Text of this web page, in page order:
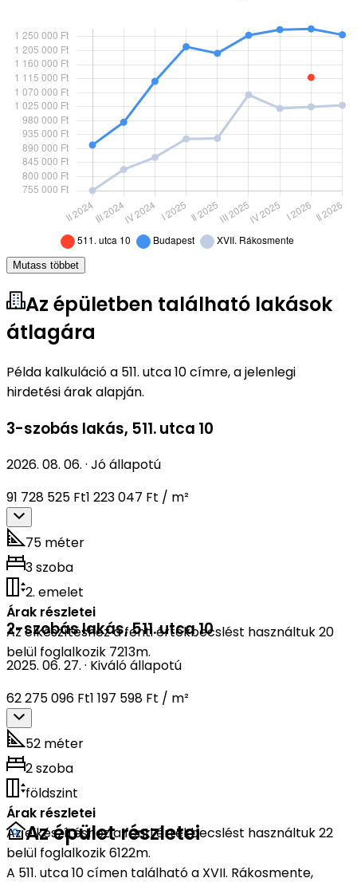
Mutass többet
Az épületben található lakások
átlagára
Példa kalkuláció a 511. utca 10 címre, a jelenlegi
hirdetési árak alapján.
3-szobás lakás, 511. utca 10
2026. 08. 06. · Jó állapotú
91 728 525 Ft1 223 047 Ft / m²
75 méter
3 szoba
2. emelet
Árak részletei
Az elkészítéshez a fenti értékbecslést használtuk 20
belül foglalkozik 7213m.
2-szobás lakás,511. utca 10
2025. 06. 27. · Kiváló állapotú
62 275 096 Ft1 197 598 Ft / m²
52 méter
2 szoba
földszint
Árak részletei
Az elkészítéshez a fenti értékbecslést használtuk 22
belül foglalkozik 6122m.
Az épület részletei
A 511. utca 10 címen található a XVII. Rákosmente,